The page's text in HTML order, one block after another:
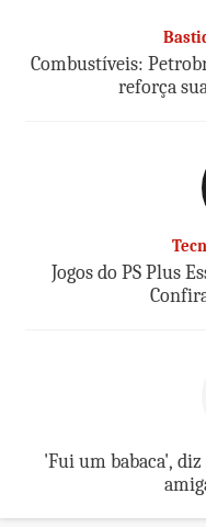
Combustíveis:
reforça
Jogos do PS Plus
'Fui um babaca',